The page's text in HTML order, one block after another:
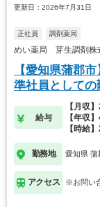
更新日：2026年7月31日
正社員 調剤薬局
めい薬局 芽生調剤株
【愛知県蒲郡
準社員としての
給与
【月収
【年収
【時給
勤務地 愛知県 蒲
アクセス ※お問い